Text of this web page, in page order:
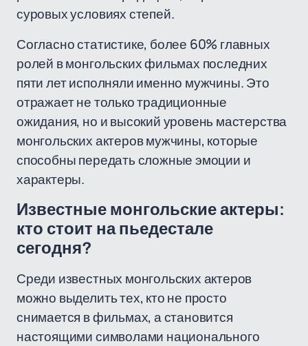
суровых условиях степей.
Согласно статистике, более 60% главных
ролей в монгольских фильмах последних
пяти лет исполняли именно мужчины. Это
отражает не только традиционные
ожидания, но и высокий уровень мастерства
монгольских актеров мужчины, которые
способны передать сложные эмоции и
характеры.
Известные монгольские актеры:
кто стоит на пьедестале
сегодня?
Среди известных монгольских актеров
можно выделить тех, кто не просто
снимается в фильмах, а становится
настоящими символами национального